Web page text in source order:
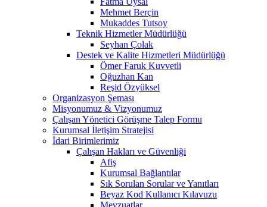
Mehmet Berçin
Mukaddes Tutsoy
Teknik Hizmetler Müdürlüğü
Seyhan Çolak
Destek ve Kalite Hizmetleri Müdürlüğü
Ömer Faruk Kuvvetli
Oğuzhan Kan
Reşid Özyüksel
Organizasyon Şeması
Misyonumuz & Vizyonumuz
Çalışan Yönetici Görüşme Talep Formu
Kurumsal İletişim Stratejisi
İdari Birimlerimiz
Çalışan Hakları ve Güvenliği
Afiş
Kurumsal Bağlantılar
Sık Sorulan Sorular ve Yanıtları
Beyaz Kod Kullanıcı Kılavuzu
Mevzuatlar